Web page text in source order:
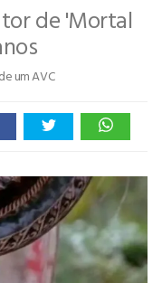
de 'Mortal
um AVC